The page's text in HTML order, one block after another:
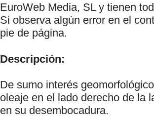
EuroWeb Media, SL y tienen
Si observa algún error en el
pie de página.
Descripción:
De sumo interés
oleaje en el lado derecho de la
en su desembocadura.